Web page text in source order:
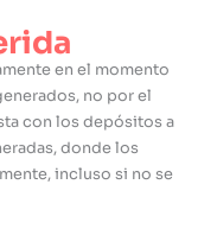
en el momento
no por el
con los depósitos a
donde los
incluso si no se